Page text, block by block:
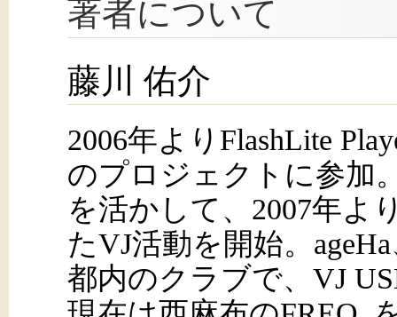
著者について
藤川 佑介
2006年よりFlashLite
のプロジェクトに参加
を活かして、2007年よ
たVJ活動を開始。
都内のクラブで、VJ